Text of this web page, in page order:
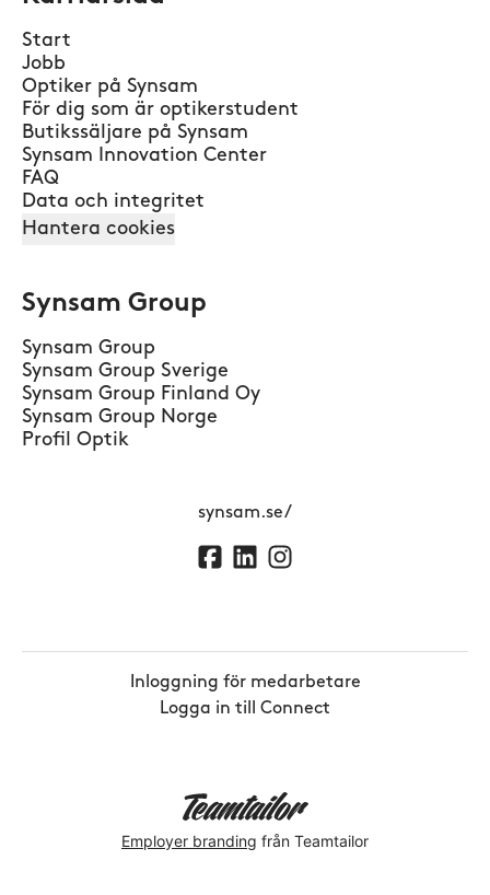
Start
Jobb
Optiker på Synsam
För dig som är optikerstudent
Butikssäljare på Synsam
Synsam Innovation Center
FAQ
Data och integritet
Hantera cookies
Synsam Group
Synsam Group
Synsam Group Sverige
Synsam Group Finland Oy
Synsam Group Norge
Profil Optik
synsam.se/
Inloggning för medarbetare
Logga in till Connect
Employer branding från Teamtailor